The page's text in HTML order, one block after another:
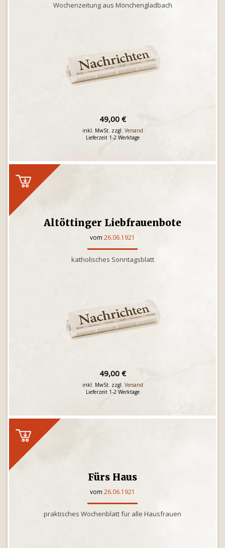
Wochenzeitung aus Mönchengladbach
49,00 €
inkl. MwSt. zzgl. Versand
Lieferzeit 1-2 Werktage
Altöttinger Liebfrauenbote
vom 26.06.1921
katholisches Sonntagsblatt
49,00 €
inkl. MwSt. zzgl. Versand
Lieferzeit 1-2 Werktage
Fürs Haus
vom 26.06.1921
praktisches Wochenblatt für alle Hausfrauen